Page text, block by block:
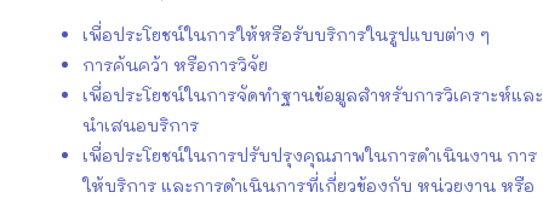
เพื่อประโยชน์ในการให้หรือรับบริการในรูปแบบต่าง ๆ
การค้นคว้า หรือการวิจัย
เพื่อประโยชน์ในการจัดทำฐานข้อมูลสำหรับการวิเคราะห์และ
นำเสนอบริการ
เพื่อประโยชน์ในการปรับปรุงคุณภาพในการดำเนินงาน การ
ให้บริการ และการดำเนินการที่เกี่ยวข้องกับ หน่วยงาน หรือ